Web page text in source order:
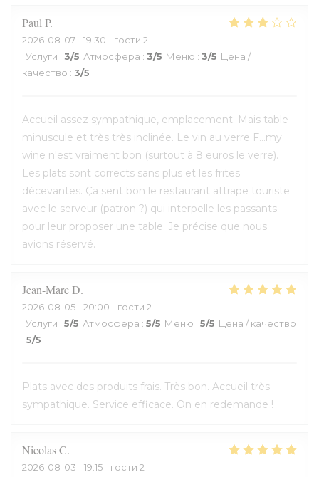
Paul P
2026-08-07 - 19:30 - гости 2
Услуги : 3/5 Атмосфера : 3/5 Меню : 3/5 Цена /
качество : 3/5
Accueil assez sympathique, emplacement. Mais table
minuscule et très très inclinée. Le vin au verre F...my
wine n'est vraiment bon (surtout à 8 euros le verre).
Les plats sont corrects sans plus et les frites
décevantes. Ça sent bon le restaurant attrape touriste
avec le serveur (patron ?) qui interpelle les passants
pour leur proposer une table. Je précise que nous
avions réservé.
Jean-MarcD
2026-08-05 - 20:00 - гости 2
Услуги : 5/5 Атмосфера : 5/5 Меню : 5/5 Цена / качество
: 5/5
Plats avec des produits frais. Très bon. Accueil très
sympathique. Service efficace. On en redemande !
NicolasC
2026-08-03 - 19:15 - гости 2